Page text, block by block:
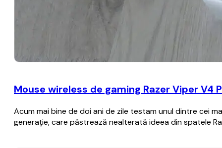
Mouse wireless de gaming Razer Viper
Acum mai bine de doi ani de zile testam unul dintre cei
generație, care păstrează nealterată ideea din spatele